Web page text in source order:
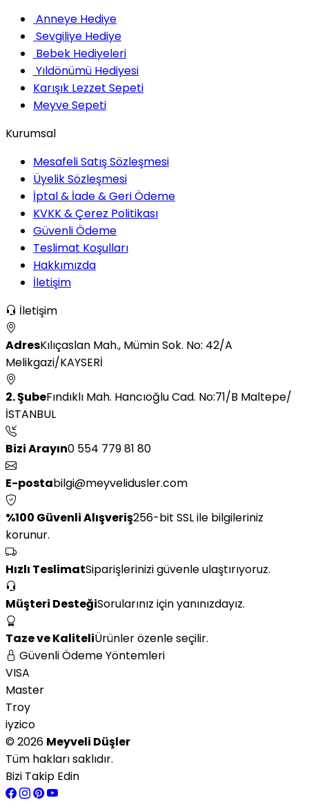
Anneye Hediye
Sevgiliye Hediye
Bebek Hediyeleri
Yıldönümü Hediyesi
Karışık Lezzet Sepeti
Meyve Sepeti
Kurumsal
Mesafeli Satış Sözleşmesi
Üyelik Sözleşmesi
İptal & İade & Geri Ödeme
KVKK & Çerez Politikası
Güvenli Ödeme
Teslimat Koşulları
Hakkımızda
İletişim
İletişim
AdresKılıçaslan Mah., Mümin Sok. No: 42/A
Melikgazi/KAYSERİ
2. ŞubeFındıklı Mah. Hancıoğlu Cad. No:71/B Maltepe/
İSTANBUL
Bizi Arayın0 554 779 81 80
E-postabilgi@meyvelidusler.com
%100 Güvenli Alışveriş256-bit SSL ile bilgileriniz
korunur.
Hızlı TeslimatSiparişlerinizi güvenle ulaştırıyoruz.
Müşteri DesteğiSorularınız için yanınızdayız.
Taze ve KaliteliÜrünler özenle seçilir.
Güvenli Ödeme Yöntemleri
VISA
Master
Troy
iyzico
© 2026 Meyveli Düşler
Tüm hakları saklıdır.
Bizi Takip Edin